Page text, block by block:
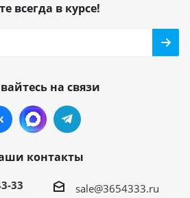
всегда в курсе!
на связи
контакты
33 sale@3654333.ru